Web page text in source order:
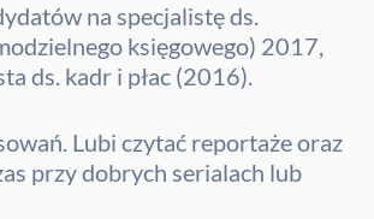
na specjalistę ds.
księgowego) 2017,
ds. kadr i płac (2016).
Lubi czytać reportaże oraz
przy dobrych serialach lub